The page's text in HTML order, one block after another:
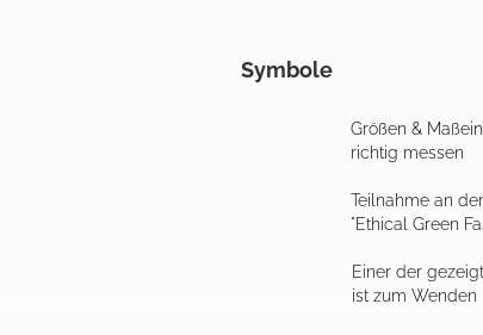
Symbole
Größen &
richtig messen
Teilnahme an
"Ethical Green
Einer der
ist zum Wenden